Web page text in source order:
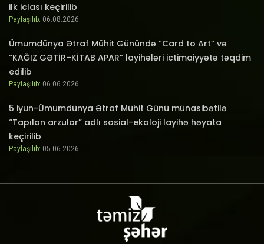
ilk iclası keçirilib
Paylaşılıb: 06.08.2026
Ümumdünya Ətraf Mühit Günündə “Card to Art” və
“KAĞIZ GƏTİR–KİTAB APAR” layihələri ictimaiyyətə təqdim
edilib
Paylaşılıb: 06.06.2026
5 iyun-Ümumdünya Ətraf Mühit Günü münasibətilə
“Tapılan arzular” adlı sosial-ekoloji layihə həyata
keçirilib
Paylaşılıb: 05.06.2026